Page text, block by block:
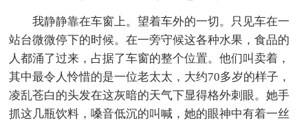
我静静靠在车窗上。望着车外的一切。只见车在一
站台微微停下的时候。在一旁守候这各种水果，食品的
人都涌了过来，占据了车窗的整个位置。他们叫卖着，
其中最令人怜惜的是一位老太太，大约70多岁的样子，
凌乱苍白的头发在这灰暗的天气下显得格外刺眼。她手
抓这几瓶饮料，嗓音低沉的叫喊，她的眼神中有着一丝